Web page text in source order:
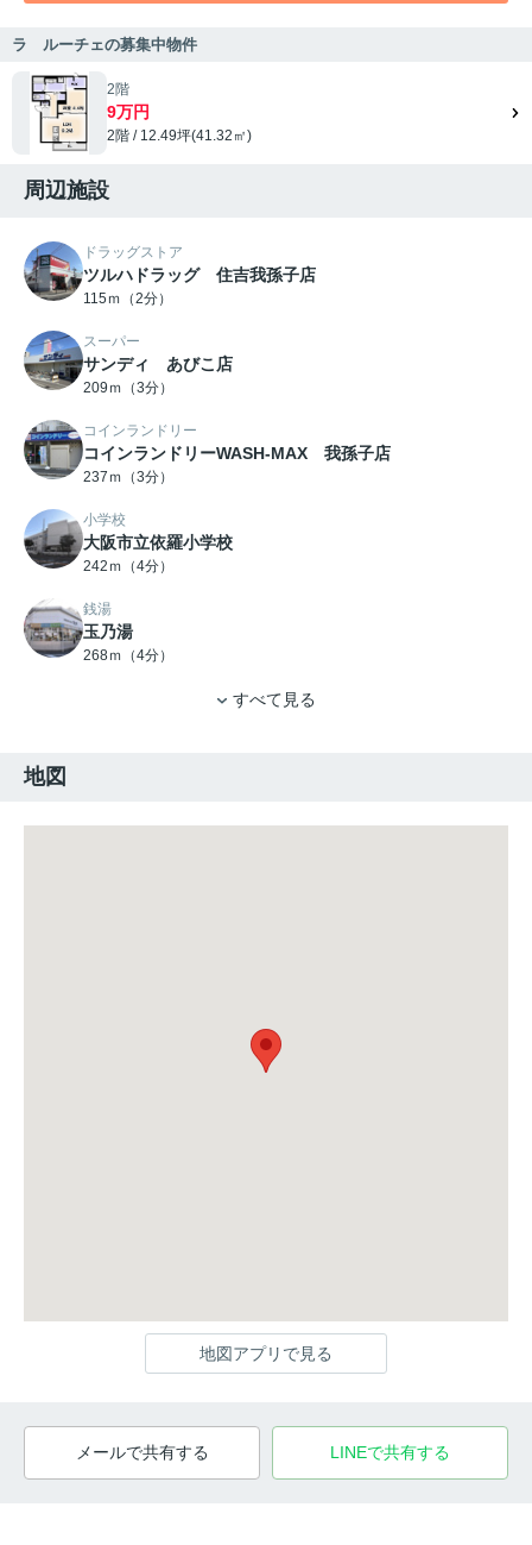
ラ ルーチェの募集中物件
2階
9万円
2階 / 12.49坪(41.32㎡)
周辺施設
ドラッグストア
ツルハドラッグ 住吉我孫子店
115ｍ（2分）
スーパー
サンディ あびこ店
209ｍ（3分）
コインランドリー
コインランドリーWASH-MAX 我孫子店
237ｍ（3分）
小学校
大阪市立依羅小学校
242ｍ（4分）
銭湯
玉乃湯
268ｍ（4分）
すべて見る
地図
地図アプリで見る
メールで共有する LINEで共有する